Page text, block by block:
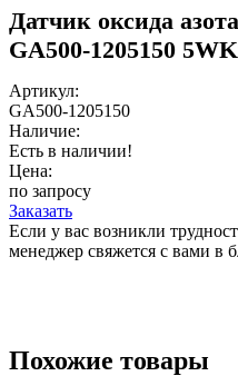
Датчик оксида
GA500-1205150
Артикул:
GA500-1205150
Наличие:
Есть в наличии!
Цена:
по запросу
Заказать
Если у вас возникли
менеджер свяжется с вами в
Похожие товары